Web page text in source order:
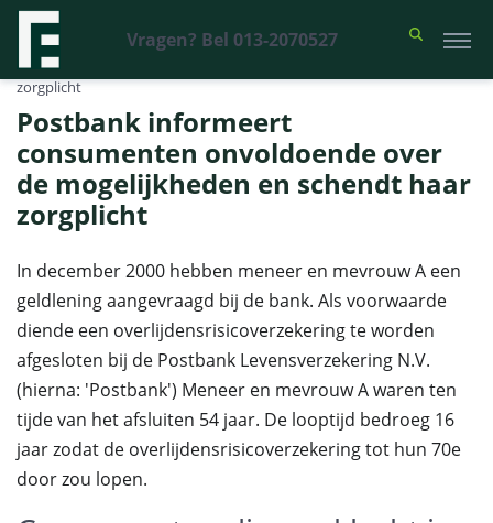
Vragen? Bel 013-2070527
Financieel Recht Advocaten >Uitspraken>Postbank informeert
consumenten onvoldoende over de mogelijkheden en schendt haar
zorgplicht
Postbank informeert
consumenten onvoldoende over
de mogelijkheden en schendt haar
zorgplicht
In december 2000 hebben meneer en mevrouw A een
geldlening aangevraagd bij de bank. Als voorwaarde
diende een overlijdensrisicoverzekering te worden
afgesloten bij de Postbank Levensverzekering N.V.
(hierna: 'Postbank') Meneer en mevrouw A waren ten
tijde van het afsluiten 54 jaar. De looptijd bedroeg 16
jaar zodat de overlijdensrisicoverzekering tot hun 70e
door zou lopen.